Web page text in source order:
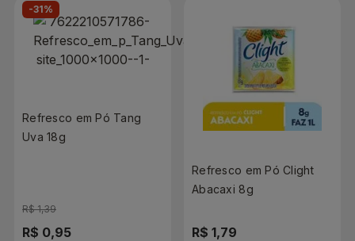
-31%
Refresco em Pó Tang
Uva 18g
R$ 1,39
R$ 0,95
Refresco em Pó Clight
Abacaxi 8g
R$ 1,79